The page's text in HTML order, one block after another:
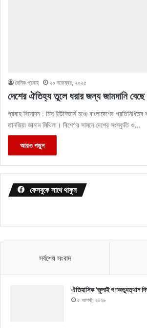
দৈনিক প্রবাহ ২০ নভেম্বর, ২০২৫
দেশের ঐতিহ্য তুলে ধরার জন্য জামদানি বেছে
প্রবাহ বিনোদন : মিস ইউনিভার্স মঞ্চে বাংলাদেশের
তানজিয়া জামান মিথিলা। বিশে^র সামনে দেশের সংস্কৃতি ও…
আরও পড়ুন
ফেসবুকে সাথে থাকুন
সর্বশেষ সংবাদ
ঐতিহাসিক ‘জুলাই গণঅভ্যুত্থান
৫ আগস্ট, ২০২৬